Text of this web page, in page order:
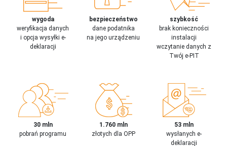
wygoda
weryfikacja danych
i opcja wysyłki e-
deklaracji
bezpieczeństwo
dane podatnika
na jego urządzeniu
szybkość
brak konieczności
instalacji
wczytanie danych z
Twój e-PIT
30 mln
pobrań programu
1.760 mln
złotych dla OPP
53 mln
wysłanych e-
deklaracji